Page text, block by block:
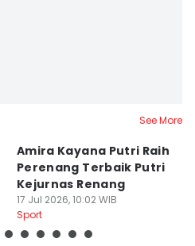
See More
Amira Kayana Putri Raih
Perenang Terbaik Putri
Kejurnas Renang
17 Jul 2026, 10:02 WIB
Sport